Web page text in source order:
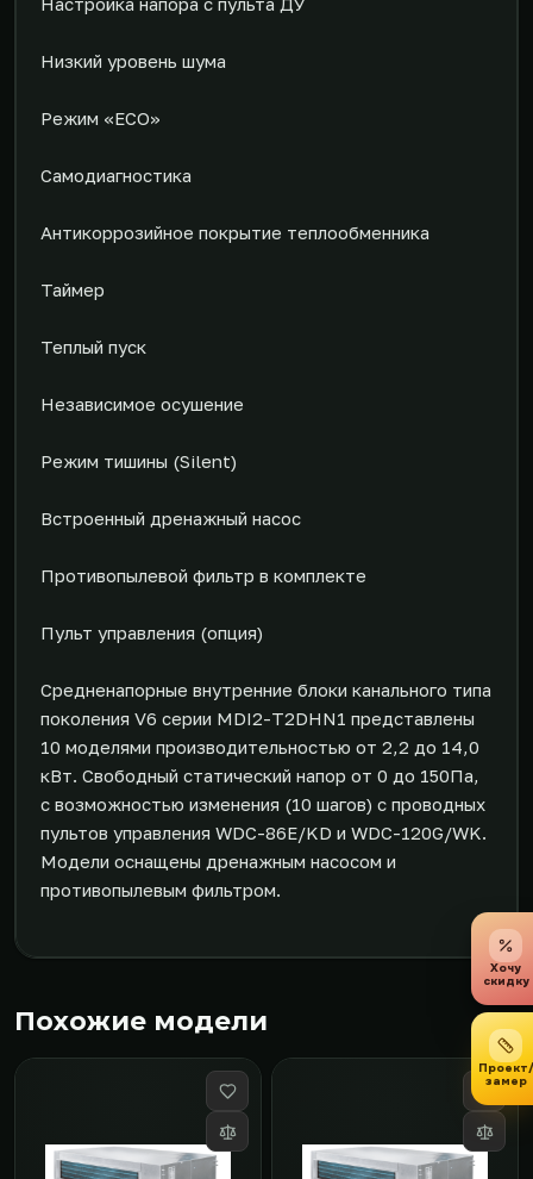
Низкий уровень шума
Режим «ECO»
Самодиагностика
Антикоррозийное покрытие теплообменника
Таймер
Теплый пуск
Независимое осушение
Режим тишины (Silent)
Встроенный дренажный насос
Противопылевой фильтр в комплекте
Пульт управления (опция)
Средненапорные внутренние блоки канального типа
поколения V6 серии MDI2-T2DHN1 представлены
10 моделями производительностью от 2,2 до 14,0
кВт. Свободный статический напор от 0 до 150Па,
с возможностью изменения (10 шагов) с проводных
пультов управления WDC-86E/KD и WDC-120G/WK.
Модели оснащены дренажным насосом и
противопылевым фильтром.
Похожие модели
Хочу
скидку
Проект/
замер